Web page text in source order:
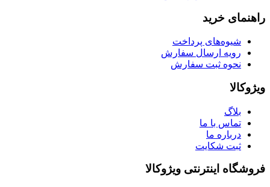
راهنمای خرید
شیوه‌های پرداخت
رویه ارسال سفارش
نحوه ثبت سفارش
ویژوکالا
بلاگ
تماس با ما
درباره ما
ثبت شکایت
فروشگاه اینترنتی ویژوکالا